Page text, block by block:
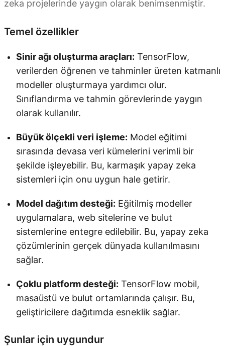
zeka projelerinde yaygın olarak benimsenmiştir.
Temel özellikler
Sinir ağı oluşturma araçları: TensorFlow,
verilerden öğrenen ve tahminler üreten katmanlı
modeller oluşturmaya yardımcı olur.
Sınıflandırma ve tahmin görevlerinde yaygın
olarak kullanılır.
Büyük ölçekli veri işleme: Model eğitimi
sırasında devasa veri kümelerini verimli bir
şekilde işleyebilir. Bu, karmaşık yapay zeka
sistemleri için onu uygun hale getirir.
Model dağıtım desteği: Eğitilmiş modeller
uygulamalara, web sitelerine ve bulut
sistemlerine entegre edilebilir. Bu, yapay zeka
çözümlerinin gerçek dünyada kullanılmasını
sağlar.
Çoklu platform desteği: TensorFlow mobil,
masaüstü ve bulut ortamlarında çalışır. Bu,
geliştiricilere dağıtımda esneklik sağlar.
Şunlar için uygundur